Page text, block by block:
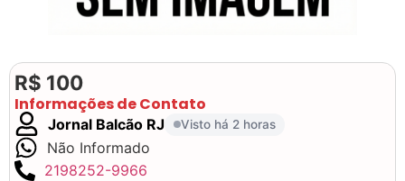
R$ 100
Informações de Contato
Jornal Balcão RJ Visto há 2 horas
Não Informado
2198252-9966